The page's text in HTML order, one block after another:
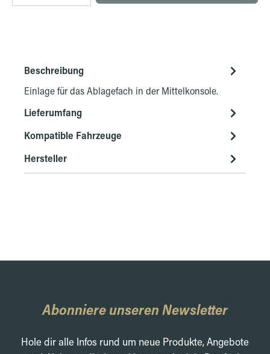
Beschreibung
Einlage für das Ablagefach in der Mittelkonsole.
Lieferumfang
Kompatible Fahrzeuge
Hersteller
Abonniere unseren Newsletter
Hole dir alle Infos rund um neue Produkte, Angebote